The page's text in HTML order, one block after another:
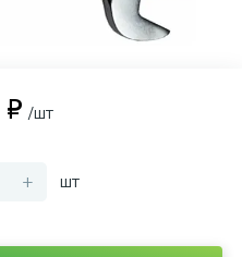
₽ /шт
+ шт